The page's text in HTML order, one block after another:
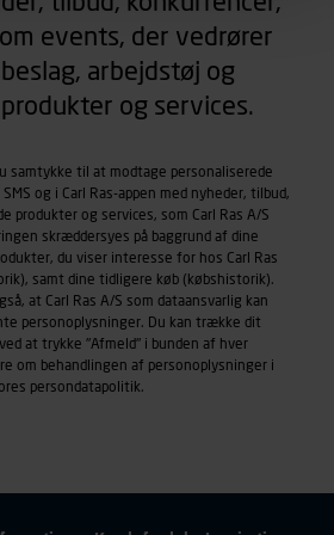
oplysninger, der ændrer den
ud eller opfører sig på. Til dette
personoplysninger om dit
den region, du befinder dig i.
på vores hjemmeside og
markedsføring, herunder vise
(profilering). Til dette formål
om brugen af vores
og app), herunder færden på
der klikkes på, sider/indhold der
søgeord, IP-adresse,
(computer, smartphone
der anvendes.
events, der vedrører
arbejdstøj og
og services.
samtykke til at modtage personaliserede
og i Carl Ras-appen med nyheder, tilbud,
produkter og services, som Carl Ras A/S
skræddersyes på baggrund af dine
du viser interesse for hos Carl Ras
samt dine tidligere køb (købshistorik).
at Carl Ras A/S som dataansvarlig kan
personoplysninger. Du kan trække dit
at trykke "Afmeld" i bunden af hver
om behandlingen af personoplysninger i
persondatapolitik.